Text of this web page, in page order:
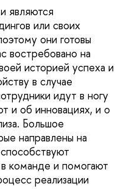
являются
или своих
они готовы
востребовано на
историей успеха и
в случае
идут в ногу
и об инновациях, и о
Большое
направлены на
команде и помогают
реализации